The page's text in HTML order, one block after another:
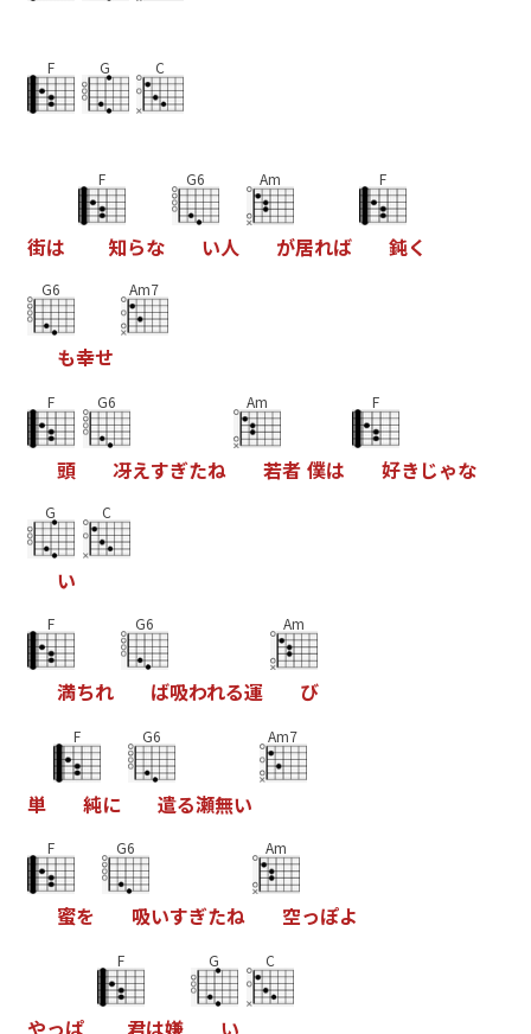
F G C
街は
F
知らな
G6
い人
Am
が居れば
F
鈍く
G6
も幸せ
Am7
F
頭
G6
冴えすぎたね
Am
若者 僕は
F
好き じゃな
G
い
C
F
満ちれ
G6
ば吸われる運
Am
び
単
F
純に
G6
遣る瀬無い
Am7
F
蜜を
G6
吸いすぎたね
Am
空っぽよ
やっぱ
F
君は嫌
G
い
C